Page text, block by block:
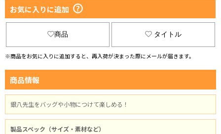
お気に入りに追加
商品 タイトル
※商品をお気に入りに追加すると、再入荷が決まった際にメールが届きます。
商品情報
銀八先生をバッグや小物につけて楽しめる！
製品スペック（サイズ・素材など）